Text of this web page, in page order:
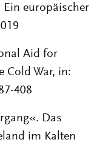
Ein europäischer
Aid for
Cold War, in:
408
Das
im Kalten